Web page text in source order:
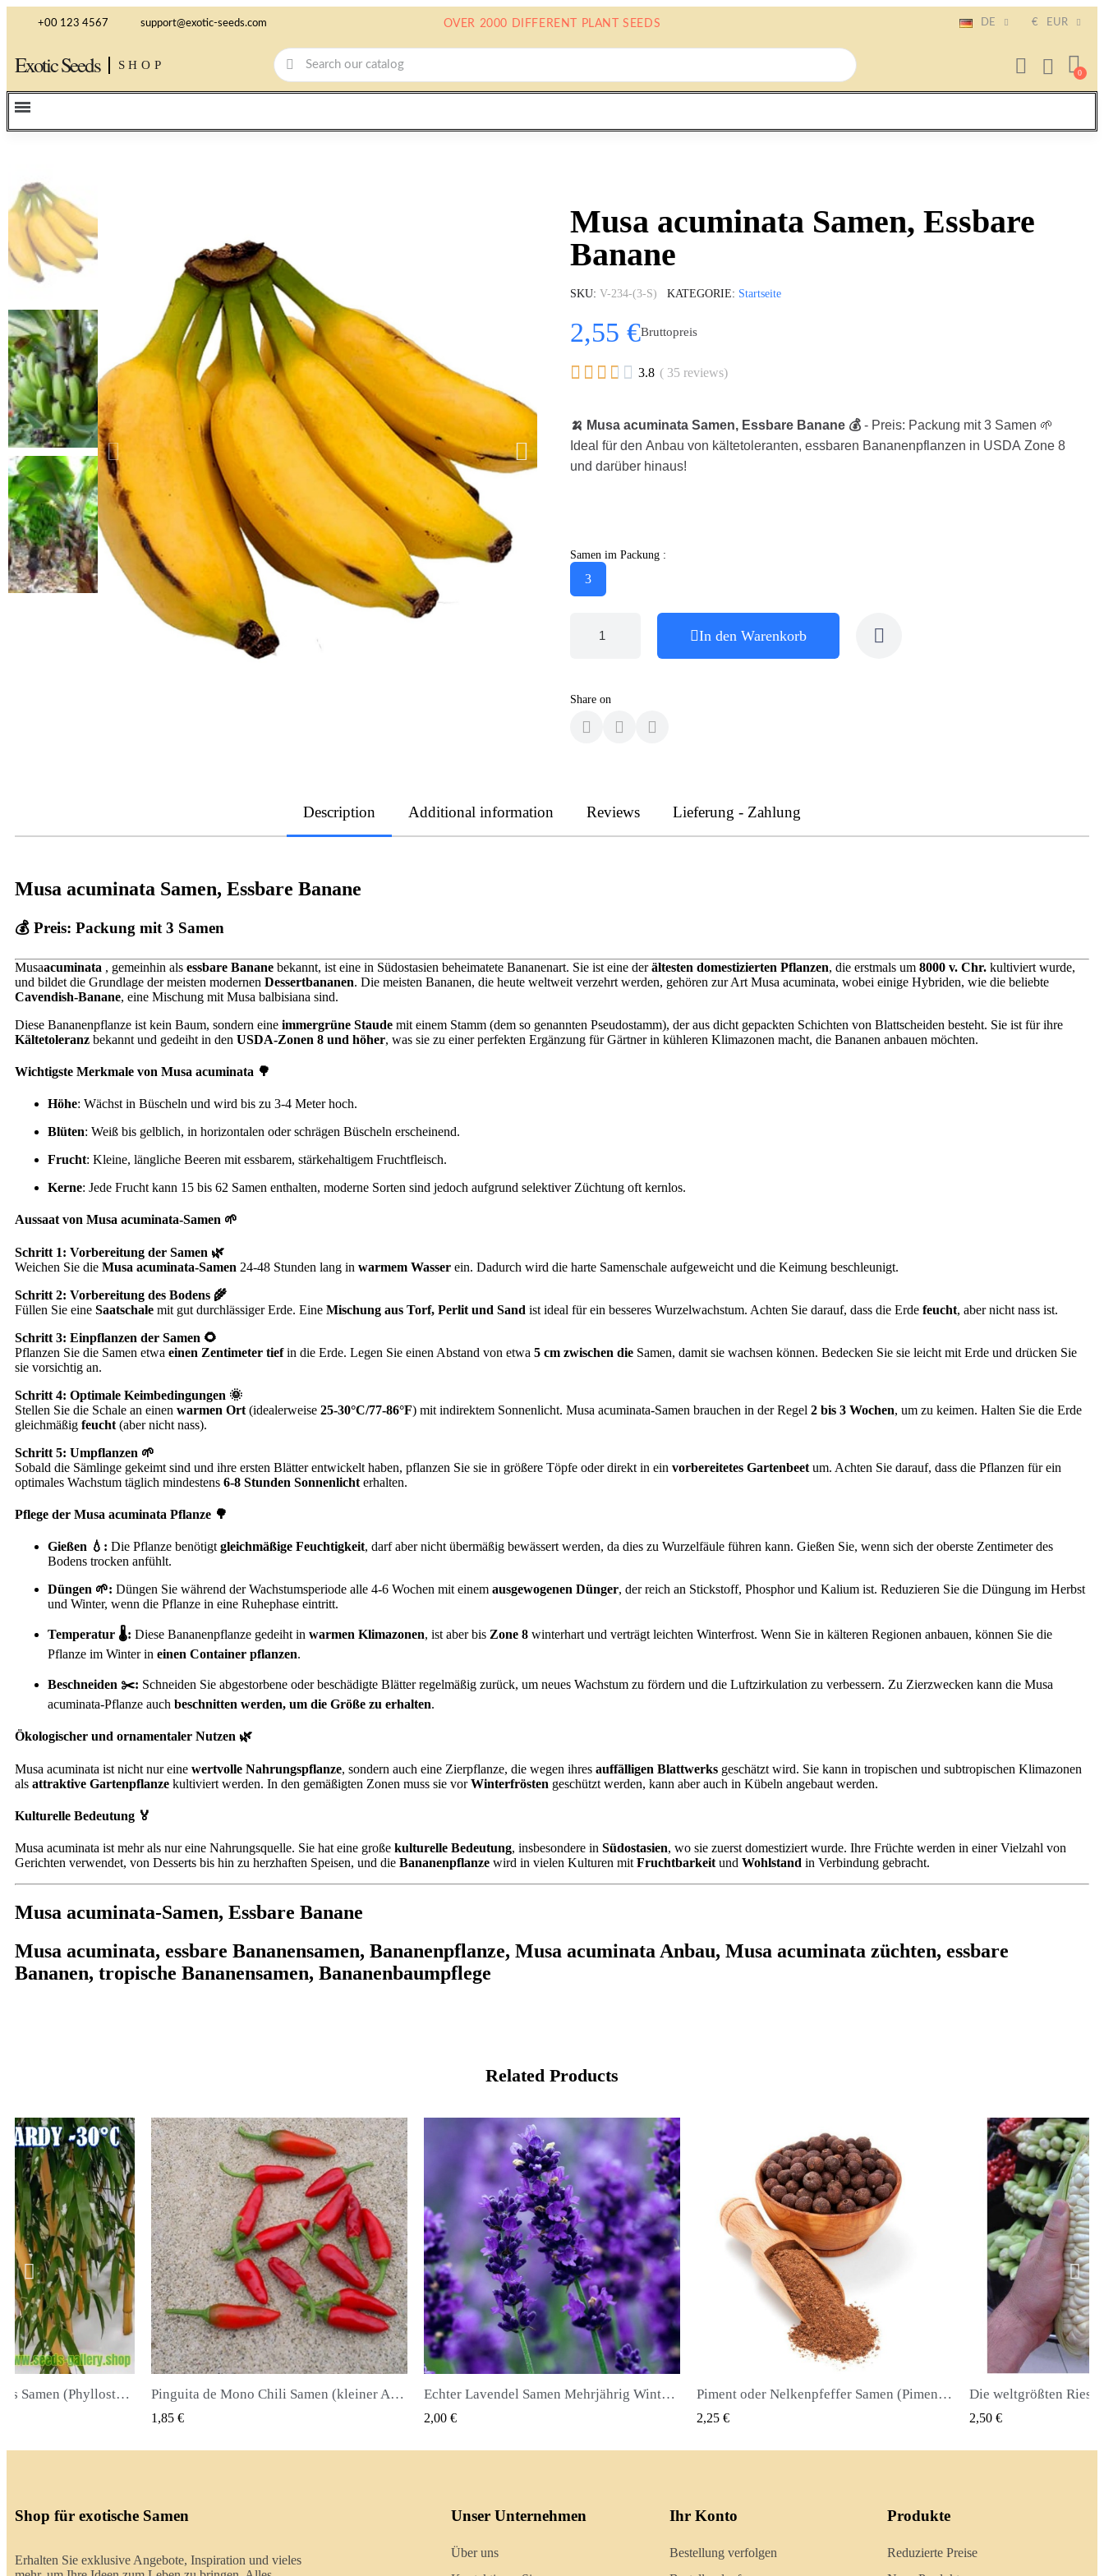
+00 123 4567 support@exotic-seeds.com OVER 2000 DIFFERENT PLANT SEEDS DE € EUR
Exotic Seeds SHOP
Musa acuminata Samen, Essbare
Banane
SKU V-234-(3-S) KATEGORIE Startseite
2,55 €Bruttopreis
     3.8 ( 35 reviews)
🍌 Musa acuminata Samen, Essbare Banane 💰 - Preis: Packung mit 3 Samen 🌱
Ideal für den Anbau von kältetoleranten, essbaren Bananenpflanzen in USDA Zone 8
und darüber hinaus!
Samen im Packung :
3
In den Warenkorb
Share on
Description Additional information Reviews Lieferung - Zahlung
Musa acuminata Samen, Essbare Banane
💰 Preis: Packung mit 3 Samen
Musaacuminata , gemeinhin als essbare Banane bekannt, ist eine in Südostasien beheimatete Bananenart. Sie ist eine derältesten domestizierten Pflanzen, die erstmals um 8000 v. Chr. kultiviert wurde,
und bildet die Grundlage der meisten modernen Dessertbananen. Die meisten Bananen, die heute weltweit verzehrt werden, gehören zur Art Musa acuminata, wobei einige Hybriden, wie die beliebte
Cavendish-Banane, eine Mischung mit Musa balbisiana sind.
Diese Bananenpflanze ist kein Baum, sondern eine immergrüne Staude mit einem Stamm (dem so genannten Pseudostamm), der aus dicht gepackten Schichten von Blattscheiden besteht. Sie ist für ihre
Kältetoleranz bekannt und gedeiht in den USDA-Zonen 8 und höher, was sie zu einer perfekten Ergänzung für Gärtner in kühleren Klimazonen macht, die Bananen anbauen möchten.
Wichtigste Merkmale von Musa acuminata 🌳
Höhe: Wächst in Büscheln und wird bis zu 3-4 Meter hoch.
Blüten: Weiß bis gelblich, in horizontalen oder schrägen Büscheln erscheinend.
Frucht: Kleine, längliche Beeren mit essbarem, stärkehaltigem Fruchtfleisch.
Kerne: Jede Frucht kann 15 bis 62 Samen enthalten, moderne Sorten sind jedoch aufgrund selektiver Züchtung oft kernlos.
Aussaat von Musa acuminata-Samen 🌱
Schritt 1: Vorbereitung der Samen 🌿
Weichen Sie die Musa acuminata-Samen 24-48 Stunden lang in warmem Wasser ein. Dadurch wird die harte Samenschale aufgeweicht und die Keimung beschleunigt.
Schritt 2: Vorbereitung des Bodens 🌾
Füllen Sie eine Saatschale mit gut durchlässiger Erde. Eine Mischung aus Torf, Perlit und Sand ist ideal für ein besseres Wurzelwachstum. Achten Sie darauf, dass die Erde feucht, aber nicht nass ist.
Schritt 3: Einpflanzen der Samen 🌻
Pflanzen Sie die Samen etwa einen Zentimeter tiefin die Erde. Legen Sie einen Abstand von etwa 5 cm zwischen die Samen, damit sie wachsen können. Bedecken Sie sie leicht mit Erde und drücken Sie
sie vorsichtig an.
Schritt 4: Optimale Keimbedingungen 🌞
Stellen Sie die Schale an einen warmen Ort (idealerweise 25-30°C/77-86°F) mit indirektem Sonnenlicht. Musa acuminata-Samen brauchen in der Regel 2 bis 3 Wochen, um zu keimen. Halten Sie die Erde
gleichmäßig feucht (aber nicht nass).
Schritt 5: Umpflanzen 🌱
Sobald die Sämlinge gekeimt sind und ihre ersten Blätter entwickelt haben, pflanzen Sie sie in größere Töpfe oder direkt in ein vorbereitetes Gartenbeet um. Achten Sie darauf, dass die Pflanzen für ein
optimales Wachstum täglich mindestens 6-8 Stunden Sonnenlicht erhalten.
Pflege der Musa acuminata Pflanze 🌳
Gießen 💧: Die Pflanze benötigt gleichmäßige Feuchtigkeit, darf aber nicht übermäßig bewässert werden, da dies zu Wurzelfäule führen kann. Gießen Sie, wenn sich der oberste Zentimeter des
Bodens trocken anfühlt.
Düngen 🌱: Düngen Sie während der Wachstumsperiode alle 4-6 Wochen mit einem ausgewogenen Dünger, der reich an Stickstoff, Phosphor und Kalium ist. Reduzieren Sie die Düngung im Herbst
und Winter, wenn die Pflanze in eine Ruhephase eintritt.
Temperatur 🌡️: Diese Bananenpflanze gedeiht in warmen Klimazonen, ist aber bis Zone 8 winterhart und verträgt leichten Winterfrost. Wenn Sie in kälteren Regionen anbauen, können Sie die
Pflanze im Winter in einen Container pflanzen.
Beschneiden ✂️: Schneiden Sie abgestorbene oder beschädigte Blätter regelmäßig zurück, um neues Wachstum zu fördern und die Luftzirkulation zu verbessern. Zu Zierzwecken kann die Musa
acuminata-Pflanze auch beschnitten werden, um die Größe zu erhalten.
Ökologischer und ornamentaler Nutzen 🌿
Musa acuminata ist nicht nur eine wertvolle Nahrungspflanze, sondern auch eine Zierpflanze, die wegen ihres auffälligen Blattwerks geschätzt wird. Sie kann in tropischen und subtropischen Klimazonen
als attraktive Gartenpflanze kultiviert werden. In den gemäßigten Zonen muss sie vorWinterfrösten geschützt werden, kann aber auch in Kübeln angebaut werden.
Kulturelle Bedeutung 🏅
Musa acuminata ist mehr als nur eine Nahrungsquelle. Sie hat eine große kulturelle Bedeutung, insbesondere in Südostasien, wo sie zuerst domestiziert wurde. Ihre Früchte werden in einer Vielzahl von
Gerichten verwendet, von Desserts bis hin zu herzhaften Speisen, und die Bananenpflanze wird in vielen Kulturen mit Fruchtbarkeit und Wohlstand in Verbindung gebracht.
Musa acuminata-Samen, Essbare Banane
Musa acuminata, essbare Bananensamen, Bananenpflanze, Musa acuminata Anbau, Musa acuminata züchten, essbare
Bananen, tropische Bananensamen, Bananenbaumpflege
Related Products
VIEW Pinguita de Mono Chili Samen (kleiner Affenpenis) QUICK VIEW Echter Lavendel Samen Mehrjährig Winterhart bis -20C
2,00 €
QUICK VIEW Piment oder Nelkenpfeffer Samen (Pimenta dioica)
2,25 €
QUICK VIEW Die weltgrößten Riesenmais-Samen Cuzco - Cusco
2,50 €
QUICK
2,40 €
Shop für exotische Samen
Erhalten Sie exklusive Angebote, Inspiration und vieles
Unser Unternehmen
Über uns
Ihr Konto
Bestellung verfolgen
Produkte
Reduzierte Preise